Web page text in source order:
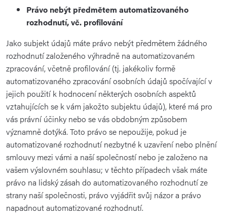
Právo nebýt předmětem automatizovaného
rozhodnutí, vč. profilování
Jako subjekt údajů máte právo nebýt předmětem žádného
rozhodnutí založeného výhradně na automatizovaném
zpracování, včetně profilování (tj. jakékoliv formě
automatizovaného zpracování osobních údajů spočívající v
jejich použití k hodnocení některých osobních aspektů
vztahujících se k vám jakožto subjektu údajů), které má pro
vás právní účinky nebo se vás obdobným způsobem
významně dotýká. Toto právo se nepoužije, pokud je
automatizované rozhodnutí nezbytné k uzavření nebo plnění
smlouvy mezi vámi a naší společností nebo je založeno na
vašem výslovném souhlasu; v těchto případech však máte
právo na lidský zásah do automatizovaného rozhodnutí ze
strany naší společnosti, právo vyjádřit svůj názor a právo
napadnout automatizované rozhodnutí.